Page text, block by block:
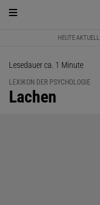
HEUTE AKTUELL
Lesedauer ca. 1 Minute
LEXIKON DER PSYCHOLOGIE
:
Lachen